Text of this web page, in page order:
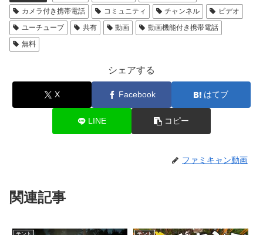
カメラ付き携帯電話
コミュニティ チャンネル
ビデオ
ユーチューブ
共有 動画
動画機能付き携帯電話
無料
シェアする
X Facebook はてブ
LINE コピー
ファミキャン動画
関連記事
テント テント